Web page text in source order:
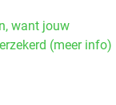
want jouw
(meer info)